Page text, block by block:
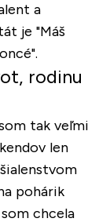
a
je "Máš
rodinu
tak veľmi
len
pohárik
chcela